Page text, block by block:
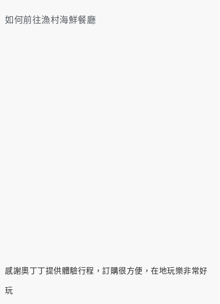
如何前往漁村海鮮餐廳
感謝奧丁丁提供體驗行程，訂購很方便，在地玩樂非常好
玩